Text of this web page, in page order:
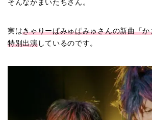
そんなかまいたちさん。
実はきゃりーぱみゅぱみゅさんの新曲「
特別出演しているのです。